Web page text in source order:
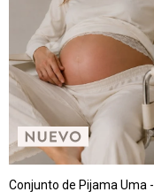
Conjunto de Pijama Uma -